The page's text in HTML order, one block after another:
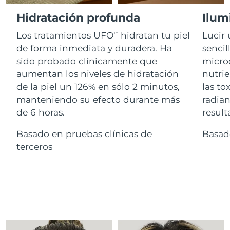
Hidratación profunda
Los tratamientos UFOTM
hidratan tu piel
de forma inmediata y duradera. Ha
sido probado clínicamente que
aumentan los niveles de hidratación
de la piel un 126% en sólo 2 minutos,
manteniendo su efecto durante más
de 6 horas.
Basado en pruebas clínicas de
terceros
Lucir
las
For healthy hair
Cosméticos Hombres
Comprar todo
ACERCA DE
Israel Entrega prevista 8/12/26
Italia Entrega prevista 8/8/26
Japón Entrega prevista 8/11/26
Jersey Entrega prevista 8/13/26
Kazajistán 8/10/26
Kuwait Entrega prevista 8/8/26